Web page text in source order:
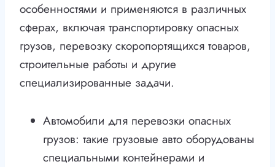
особенностями и применяются в различных
сферах, включая транспортировку опасных
грузов, перевозку скоропортящихся товаров,
строительные работы и другие
специализированные задачи.
Автомобили для перевозки опасных
грузов: такие грузовые авто оборудованы
специальными контейнерами и